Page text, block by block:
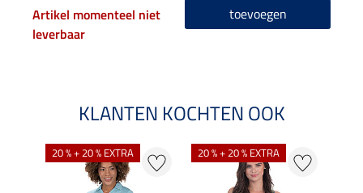
Artikel momenteel niet
leverbaar
toevoegen
KLANTEN KOCHTEN OOK
20 % + 20 % EXTRA 20 % + 20 % EXTRA